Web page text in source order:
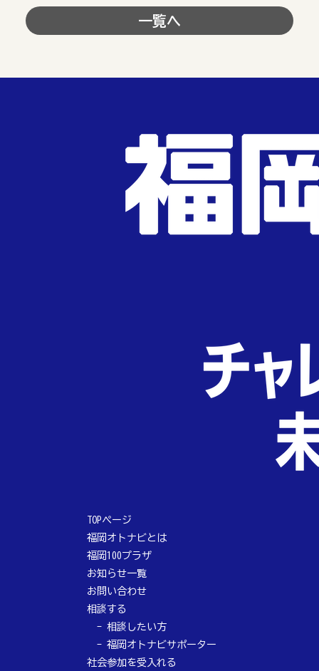
一覧へ
TOPページ
福岡オトナビとは
福岡100プラザ
お知らせ一覧
お問い合わせ
相談する
相談したい方
福岡オトナビサポーター
社会参加を受入れる